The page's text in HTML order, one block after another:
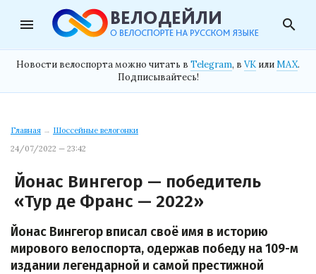
menu search
Новости велоспорта можно читать в Telegram, в VK илиMAX.
Подписывайтесь!
Главная → Шоссейные велогонки
24/07/2022 — 23:42
Йонас Вингегор — победитель
«Тур де Франс — 2022»
Йонас Вингегор вписал своё имя в историю
мирового велоспорта, одержав победу на 109-м
издании легендарной и самой престижной